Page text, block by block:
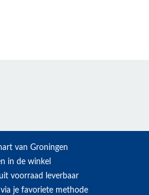
van Groningen
in de winkel
voorraad leverbaar
je favoriete methode